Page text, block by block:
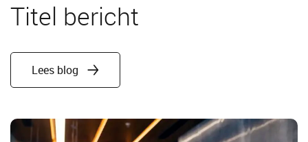
Titel bericht
Lees blog